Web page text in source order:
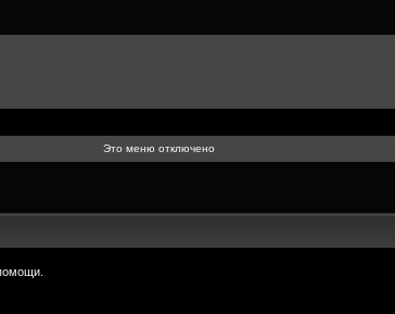
Это меню отключено